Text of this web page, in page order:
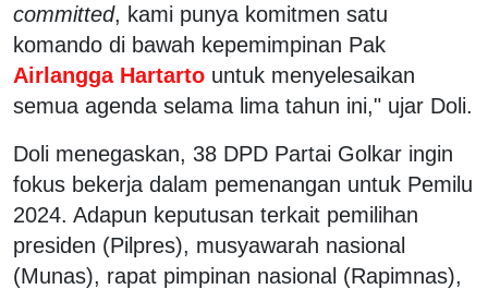
committed, kami punya komitmen satu
komando di bawah kepemimpinan Pak
Airlangga Hartarto untuk menyelesaikan
semua agenda selama lima tahun ini," ujar Doli.
Doli menegaskan, 38 DPD Partai Golkar ingin
fokus bekerja dalam pemenangan untuk Pemilu
2024. Adapun keputusan terkait pemilihan
presiden (Pilpres), musyawarah nasional
(Munas), rapat pimpinan nasional (Rapimnas),